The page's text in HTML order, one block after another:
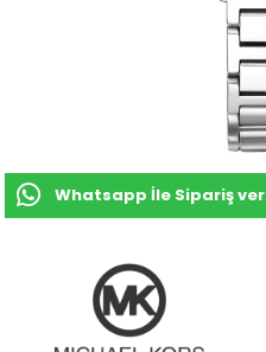
Whatsapp İle Sipariş ver